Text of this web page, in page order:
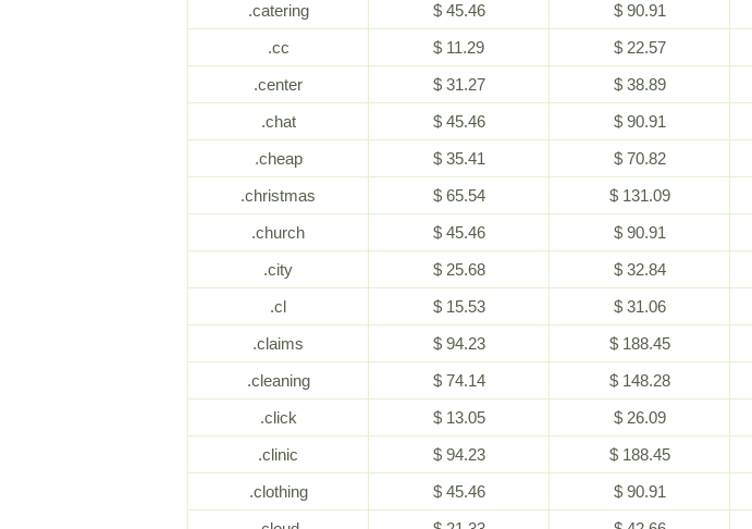
.catering
$ 45.46 $ 90.91
.cc
$ 11.29 $ 22.57
.center
$ 31.27 $ 38.89
.chat
$ 45.46 $ 90.91
.cheap
$ 35.41 $ 70.82
.christmas
$ 65.54 $ 131.09
.church
$ 45.46 $ 90.91
.city
$ 25.68 $ 32.84
.cl
$ 15.53 $ 31.06
.claims
$ 94.23 $ 188.45
.cleaning
$ 74.14 $ 148.28
.click
$ 13.05 $ 26.09
.clinic
$ 94.23 $ 188.45
.clothing
$ 45.46 $ 90.91